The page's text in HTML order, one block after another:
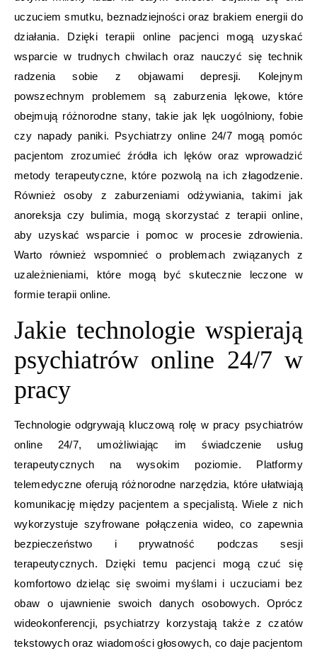
uczuciem smutku, beznadziejności oraz brakiem energii do
działania. Dzięki terapii online pacjenci mogą uzyskać
wsparcie w trudnych chwilach oraz nauczyć się technik
radzenia sobie z objawami depresji. Kolejnym
powszechnym problemem są zaburzenia lękowe, które
obejmują różnorodne stany, takie jak lęk uogólniony, fobie
czy napady paniki. Psychiatrzy online 24/7 mogą pomóc
pacjentom zrozumieć źródła ich lęków oraz wprowadzić
metody terapeutyczne, które pozwolą na ich złagodzenie.
Również osoby z zaburzeniami odżywiania, takimi jak
anoreksja czy bulimia, mogą skorzystać z terapii online,
aby uzyskać wsparcie i pomoc w procesie zdrowienia.
Warto również wspomnieć o problemach związanych z
uzależnieniami, które mogą być skutecznie leczone w
formie terapii online.
Jakie technologie wspierają
psychiatrów online 24/7 w
pracy
Technologie odgrywają kluczową rolę w pracy psychiatrów
online 24/7, umożliwiając im świadczenie usług
terapeutycznych na wysokim poziomie. Platformy
telemedyczne oferują różnorodne narzędzia, które ułatwiają
komunikację między pacjentem a specjalistą. Wiele z nich
wykorzystuje szyfrowane połączenia wideo, co zapewnia
bezpieczeństwo i prywatność podczas sesji
terapeutycznych. Dzięki temu pacjenci mogą czuć się
komfortowo dzieląc się swoimi myślami i uczuciami bez
obaw o ujawnienie swoich danych osobowych. Oprócz
wideokonferencji, psychiatrzy korzystają także z czatów
tekstowych oraz wiadomości głosowych, co daje pacjentom